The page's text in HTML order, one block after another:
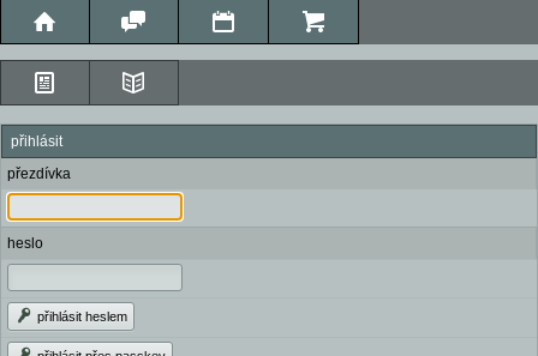
přihlásit
přezdívka
heslo
přihlásit heslem